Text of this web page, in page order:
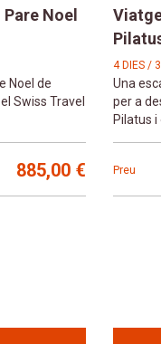
Noel
Noel de
Swiss Travel
885,00 €
4 DIES /
Una
per a
Pilatus i
Preu